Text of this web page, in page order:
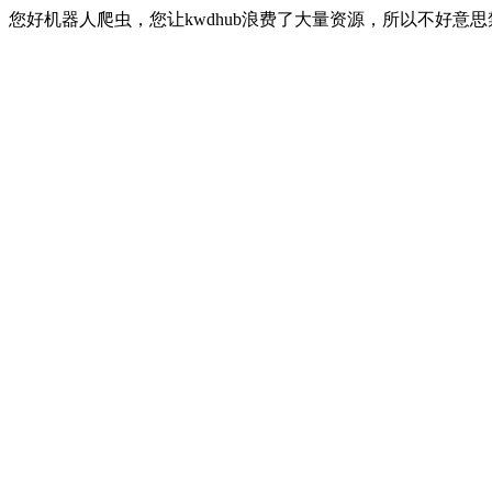
您好机器人爬虫，您让kwdhub浪费了大量资源，所以不好意思